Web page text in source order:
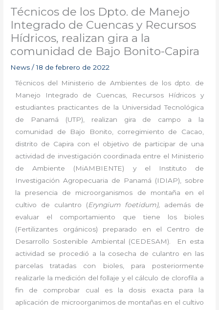
Técnicos de los Dpto. de Manejo
Integrado de Cuencas y Recursos
Hídricos, realizan gira a la
comunidad de Bajo Bonito-Capira
News /18 de febrero de 2022
Técnicos del Ministerio de Ambientes de los dpto. de
Manejo Integrado de Cuencas, Recursos Hídricos y
estudiantes practicantes de la Universidad Tecnológica
de Panamá (UTP), realizan gira de campo a la
comunidad de Bajo Bonito, corregimiento de Cacao,
distrito de Capira con el objetivo de participar de una
actividad de investigación coordinada entre el Ministerio
de Ambiente (MiAMBIENTE) y el Instituto de
Investigación Agropecuaria de Panamá (IDIAP), sobre
la presencia de microorganismos de montaña en el
cultivo de culantro (Eryngium foetidum), además de
evaluar el comportamiento que tiene los bioles
(Fertilizantes orgánicos) preparado en el Centro de
Desarrollo Sostenible Ambiental (CEDESAM). En esta
actividad se procedió a la cosecha de culantro en las
parcelas tratadas con bioles, para posteriormente
realizarle la medición del follaje y el cálculo de clorofila a
fin de comprobar cual es la dosis exacta para la
aplicación de microorganimos de montañas en el cultivo